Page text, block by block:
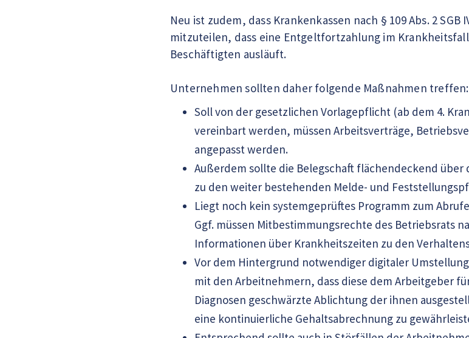
Neu ist zudem, dass Krankenkassen nach § 109 Abs. 2
mitzuteilen, dass eine Entgeltfortzahlung im
Beschäftigten ausläuft.
Unternehmen sollten daher folgende Maßnahmen treffen:
Soll von der gesetzlichen Vorlagepflicht (ab dem 4.
vereinbart werden, müssen Arbeitsverträge,
angepasst werden.
Außerdem sollte die Belegschaft flächendeckend
zu den weiter bestehenden Melde- und
Liegt noch kein systemgeprüftes Programm zum
Ggf. müssen Mitbestimmungsrechte des Betriebsrats
Informationen über Krankheitszeiten zu den
Vor dem Hintergrund notwendiger digitaler
mit den Arbeitnehmern, dass diese dem Arbeitgeber
Diagnosen geschwärzte Ablichtung der ihnen
eine kontinuierliche Gehaltsabrechnung zu